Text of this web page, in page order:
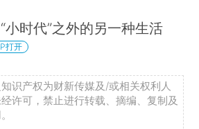
小时代”之外的另一种生活
打开
识产权为财新传媒及/或相关权利人
许可，禁止进行转载、摘编、复制及